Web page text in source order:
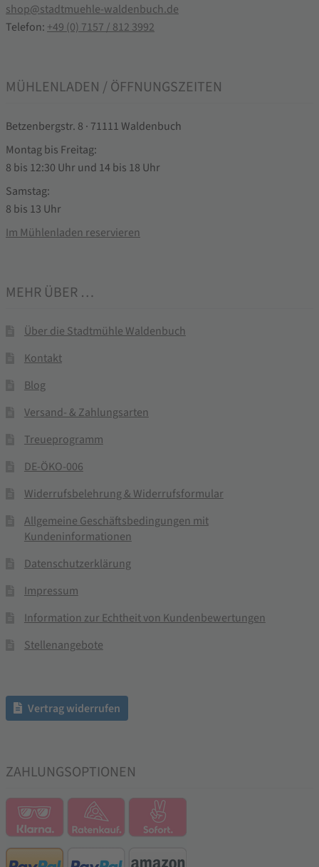
shop@stadtmuehle-waldenbuch.de
Telefon: +49 (0) 7157 / 812 3992
MÜHLENLADEN / ÖFFNUNGSZEITEN
Betzenbergstr. 8 · 71111 Waldenbuch
Montag bis Freitag:
8 bis 12:30 Uhr und 14 bis 18 Uhr
Samstag:
8 bis 13 Uhr
Im Mühlenladen reservieren
MEHR ÜBER …
Über die Stadtmühle Waldenbuch
Kontakt
Blog
Versand- & Zahlungsarten
Treueprogramm
DE-ÖKO-006
Widerrufsbelehrung & Widerrufsformular
Allgemeine Geschäftsbedingungen mit
Kundeninformationen
Datenschutzerklärung
Impressum
Information zur Echtheit von Kundenbewertungen
Stellenangebote
Vertrag widerrufen
ZAHLUNGSOPTIONEN